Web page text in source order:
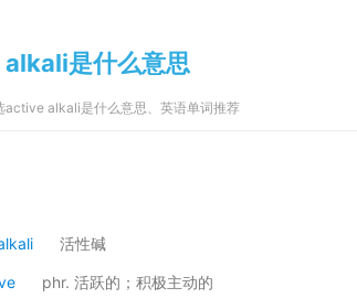
是什么意思
active alkali是什么意思、英语单词推荐
活性碱
phr. 活跃的；积极主动的